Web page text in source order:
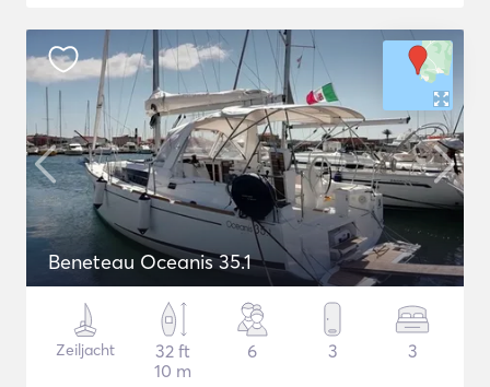
Beneteau Oceanis 35.1
Zeiljacht
32 ft
10 m
6 3 3